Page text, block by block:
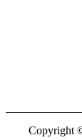
Copyright